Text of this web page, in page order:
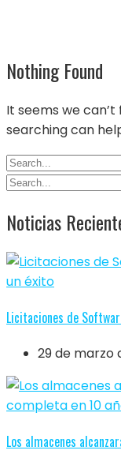
Nothing Found
It seems we
searching can
Noticias
Licitaciones de
29 de marzo
Los almacenes